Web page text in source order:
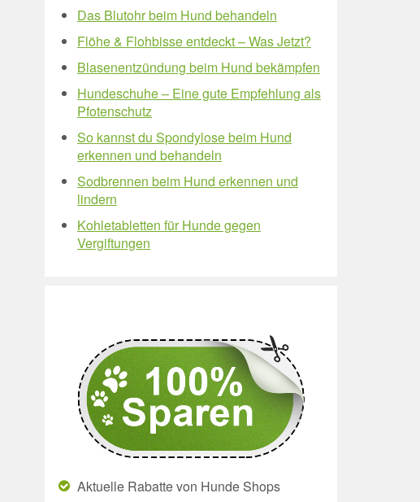
Das Blutohr beim Hund behandeln
Flöhe & Flohbisse entdeckt – Was Jetzt?
Blasenentzündung beim Hund bekämpfen
Hundeschuhe – Eine gute Empfehlung als
Pfotenschutz
So kannst du Spondylose beim Hund
erkennen und behandeln
Sodbrennen beim Hund erkennen und
lindern
Kohletabletten für Hunde gegen
Vergiftungen
Aktuelle Rabatte von Hunde Shops